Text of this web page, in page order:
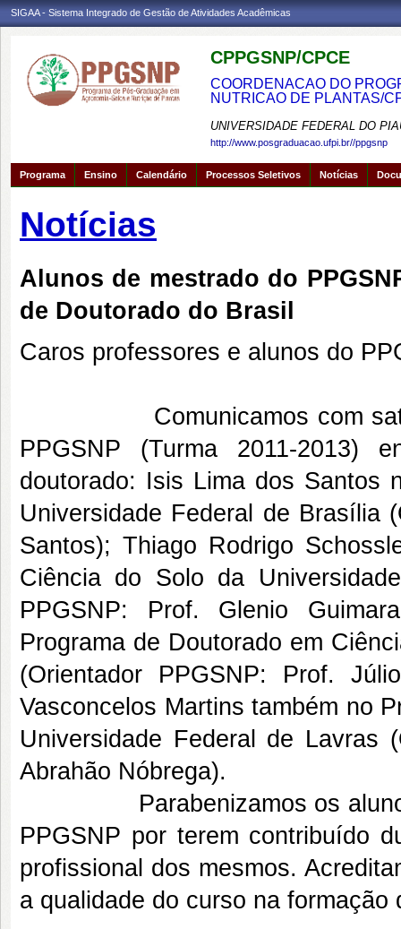
SIGAA - Sistema Integrado de Gestão de Atividades Acadêmicas
CPPGSNP/CPCE
COORDENACAO DO
NUTRICAO DE PLANTAS/
UNIVERSIDADE FEDERAL DO
http://www.posgraduacao.ufpi.br//ppgsnp
Programa Ensino Calendário Processos Seletivos Notícias
Notícias
Alunos de mestrado do
de Doutorado do Brasil
Caros professores e alunos do
Comunicamos com
PPGSNP (Turma 2011-2013)
doutorado: Isis Lima dos Santos
Universidade Federal de Brasília
Santos); Thiago Rodrigo
Ciência do Solo da
PPGSNP: Prof. Glenio
Programa de Doutorado em
(Orientador PPGSNP: Prof.
Vasconcelos Martins também no
Universidade Federal de Lavras
Abrahão Nóbrega).
Parabenizamos os alunos
PPGSNP por terem contribuído
profissional dos mesmos.
a qualidade do curso na formação